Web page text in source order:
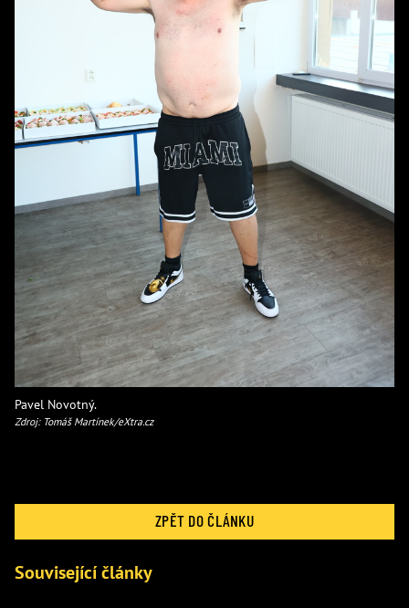
Pavel Novotný.
Zdroj: Tomáš Martínek/eXtra.cz
ZPĚT DO ČLÁNKU
Související články